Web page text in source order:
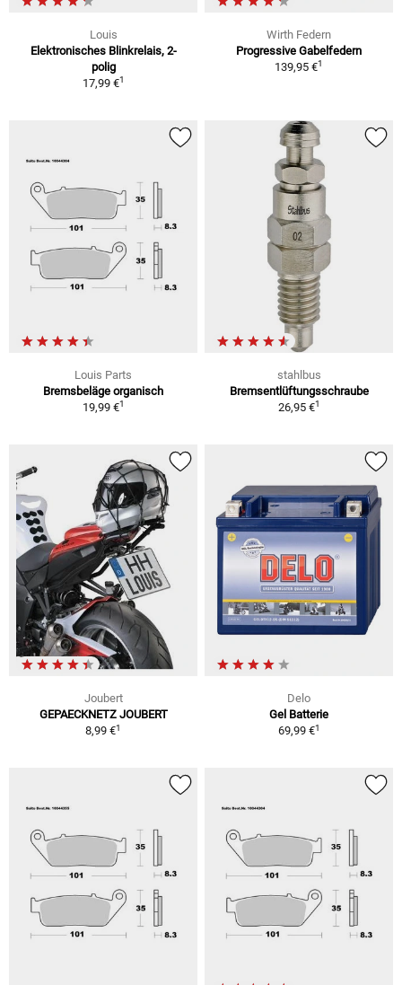
Louis
Elektronisches Blinkrelais, 2-
polig
17,99 €1
Wirth Federn
Progressive Gabelfedern
139,95 €1
Louis Parts
Bremsbeläge organisch
19,99 €1
stahlbus
Bremsentlüftungsschraube
26,95 €1
Joubert
GEPAECKNETZ JOUBERT
8,99 €1
Delo
Gel Batterie
69,99 €1